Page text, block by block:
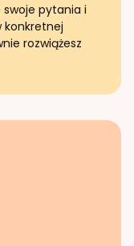
swoje pytania i
konkretnej
rozwiążesz